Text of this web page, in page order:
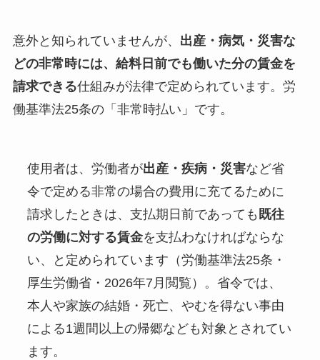
意外と知られていませんが、 出産・病気・災害な
どの非常時には、給料日前でも働いた分の賃金を
請求できる仕組みが法律で定められています。労
働基準法25条の「非常時払い」です。
使用者は、労働者が出産・疾病・災害など省
令で定める非常の場合の費用に充てるために
請求したときは、支払期日前であっても 既往
の労働に対する賃金を支払わなければならな
い、と定められています（労働基準法25条・
厚生労働省・2026年7月閲覧）。省令では、
本人や家族の結婚・死亡、やむを得ない事由
による1週間以上の帰郷なども対象とされてい
ます。